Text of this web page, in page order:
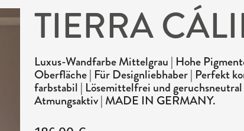
TIERRA
Luxus-Wandfarbe Mittelgrau | Hohe
Oberfläche | Für Designliebhaber | Perfekt
farbstabil | Lösemittelfrei und
Atmungsaktiv | MADE IN GERMANY.